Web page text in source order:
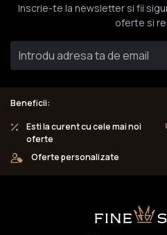
Inscrie-te la newsletter si fii
oferte si
Beneficii:
Esti la curent cu cele mai noi
oferte
Oferte personalizate